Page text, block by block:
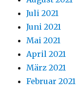
Juli 2021
Juni 2021
Mai 2021
April 2021
März 2021
Februar 2021